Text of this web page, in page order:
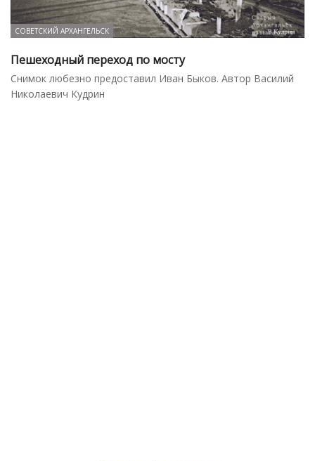
СОВЕТСКИЙ АРХАНГЕЛЬСК
Пешеходный переход по мосту
Снимок любезно предоставил Иван Быков. Автор Василий
Николаевич Кудрин